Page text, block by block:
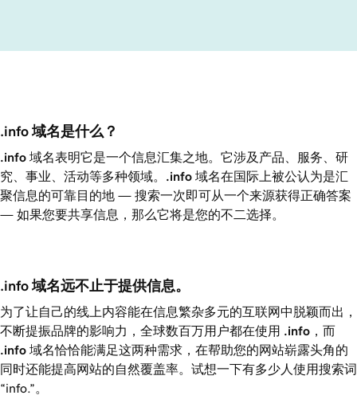
.info 域名是什么？
.info 域名表明它是一个信息汇集之地。它涉及产品、服务、研
究、事业、活动等多种领域。
.info 域名在国际上被公认为是汇
聚信息的可靠目的地 — 搜索一次即可从一个来源获得正确答案
— 如果您要共享信息，那么它将是您的不二选择。
.info 域名远不止于提供信息。
为了让自己的线上内容能在信息繁杂多元的互联网中脱颖而出，
不断提振品牌的影响力，全球数百万用户都在使用 .info ，而
.info 域名恰恰能满足这两种需求，在帮助您的网站崭露头角的
同时还能提高网站的自然覆盖率。试想一下有多少人使用搜索词
“info.”。